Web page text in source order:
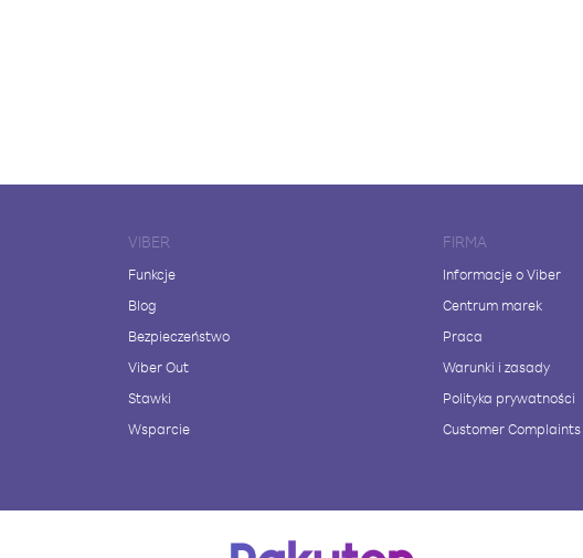
VIBER
Funkcje
Blog
Bezpieczeństwo
Viber Out
Stawki
Wsparcie
FIRMA
Informacje o Viber
Centrum marek
Praca
Warunki i zasady
Polityka prywatności
Customer Complaints